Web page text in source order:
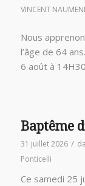
VINCENT
Nous
l’âge de 64
6 août à
Baptême
31 juillet 2026 /
Ponticelli
Ce samedi 25